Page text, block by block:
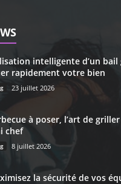
intelligente d’un
rapidement votre bien
23 juillet 2026
à poser, l’art de
chef
8 juillet 2026
la sécurité de vos